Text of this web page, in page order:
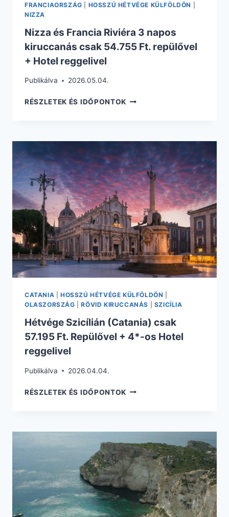
FRANCIAORSZÁG HOSSZÚ HÉTVÉGE KÜLFÖLDÖN
NIZZA
Nizza és Francia Riviéra 3 napos
kiruccanás csak 54.755 Ft. repülővel
+ Hotel reggelivel
Publikálva 2026.05.04.
RÉSZLETEK ÉS IDŐPONTOK NIZZA
3
NAPOS
KIRUCCANÁS
CSAK
54.755
FT.
REPÜLŐVEL
+
HOTEL
REGGELIVEL
CATANIA |HOSSZÚ HÉTVÉGE KÜLFÖLDÖN
OLASZORSZÁG |RÖVID KIRUCCANÁS SZICÍLIA
Hétvége Szicílián (Catania) csak
57.195 Ft. Repülővel + 4*-os Hotel
reggelivel
Publikálva 2026.04.04.
RÉSZLETEK ÉS IDŐPONTOK HÉTVÉGE
57.195
FT.
REPÜLŐVEL
+
4*-
OS
HOTEL
REGGELIVEL